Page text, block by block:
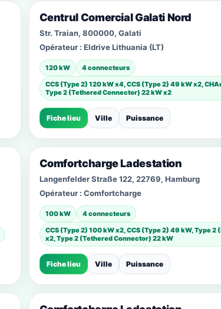
Centrul Comercial Galati Nord
Str. Traian, 800000, Galati
Opérateur : Eldrive Lithuania (LT)
120 kW
4 connecteurs
CCS (Type 2) 120 kW x4, CCS (Type 2) 49 kW x2,
Type 2 (Tethered Connector) 22 kW x2
Fiche lieu Ville Puissance
Comfortcharge Ladestation
Langenfelder Straße 122, 22769, Hamburg
Opérateur : Comfortcharge
100 kW
4 connecteurs
CCS (Type 2) 100 kW x2, CCS (Type 2) 49 kW, Type 2
x2, Type 2 (Tethered Connector) 22 kW
Fiche lieu Ville Puissance